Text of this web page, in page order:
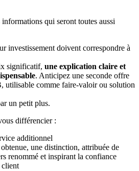
qui seront toutes aussi
investissement doivent correspondre à
significatif, une explication claire et
. Anticipez une seconde offre
utilisable comme faire-valoir ou solution
un petit plus.
différencier :
additionnel
une distinction, attribuée de
renommé et inspirant la confiance
client